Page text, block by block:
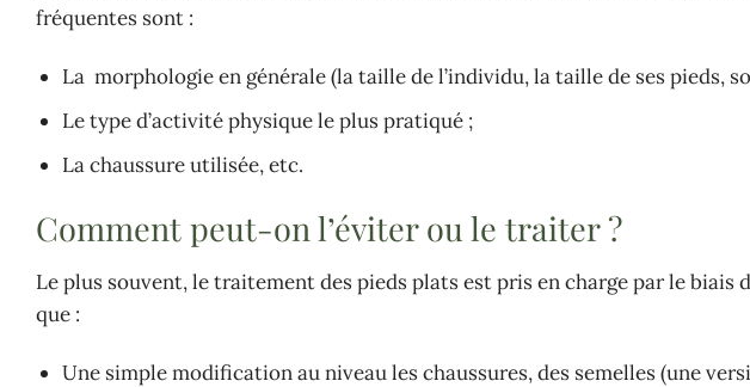
fréquentes sont :
La morphologie en générale (la taille de l’individu, la taille de ses pieds,
Le type d’activité physique le plus pratiqué ;
La chaussure utilisée, etc.
Comment peut-on l’éviter ou le traiter ?
Le plus souvent, le traitement des pieds plats est pris en charge par le biais
que :
Une simple modification au niveau les chaussures, des semelles (une